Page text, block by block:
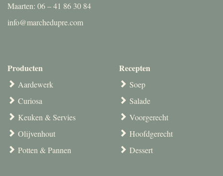
Maarten: 06 – 41 86 30 84
info@marchedupre.com
Producten
Aardewerk
Curiosa
Keuken & Servies
Olijvenhout
Potten & Pannen
Recepten
Soep
Salade
Voorgerecht
Hoofdgerecht
Dessert